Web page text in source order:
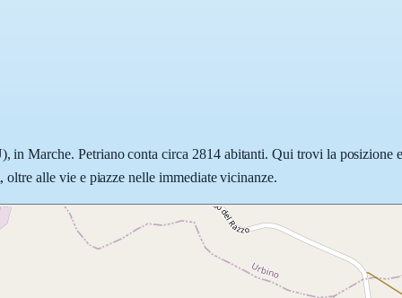
Marche. Petriano conta circa 2814 abitanti. Qui trovi la posizione
alle vie e piazze nelle immediate vicinanze.